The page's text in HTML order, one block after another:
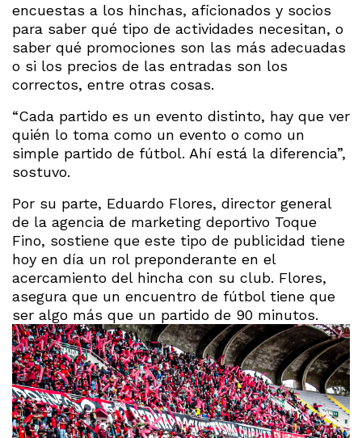
encuestas a los hinchas, aficionados y socios
para saber qué tipo de actividades necesitan, o
saber qué promociones son las más adecuadas
o si los precios de las entradas son los
correctos, entre otras cosas.
“Cada partido es un evento distinto, hay que ver
quién lo toma como un evento o como un
simple partido de fútbol. Ahí está la diferencia”,
sostuvo.
Por su parte, Eduardo Flores, director general
de la agencia de marketing deportivo Toque
Fino, sostiene que este tipo de publicidad tiene
hoy en día un rol preponderante en el
acercamiento del hincha con su club. Flores,
asegura que un encuentro de fútbol tiene que
ser algo más que un partido de 90 minutos.